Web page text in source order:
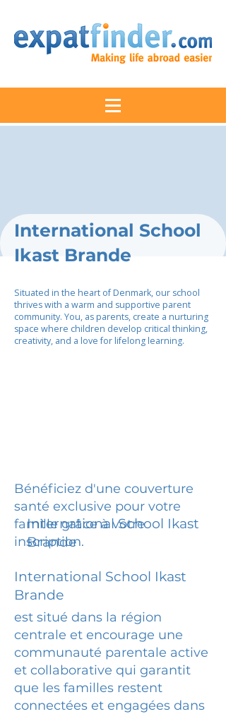
International School
Ikast Brande
Situated in the heart of Denmark, our school
thrives with a warm and supportive parent
community. You, as parents, create a nurturing
space where children develop critical thinking,
creativity, and a love for lifelong learning.
Bénéficiez d'une couverture
santé exclusive pour votre
famille grâce à votre
inscription.
International School Ikast
Brande
International School Ikast
Brande
est situé dans la région
centrale et encourage une
communauté parentale active
et collaborative qui garantit
que les familles restent
connectées et engagées dans